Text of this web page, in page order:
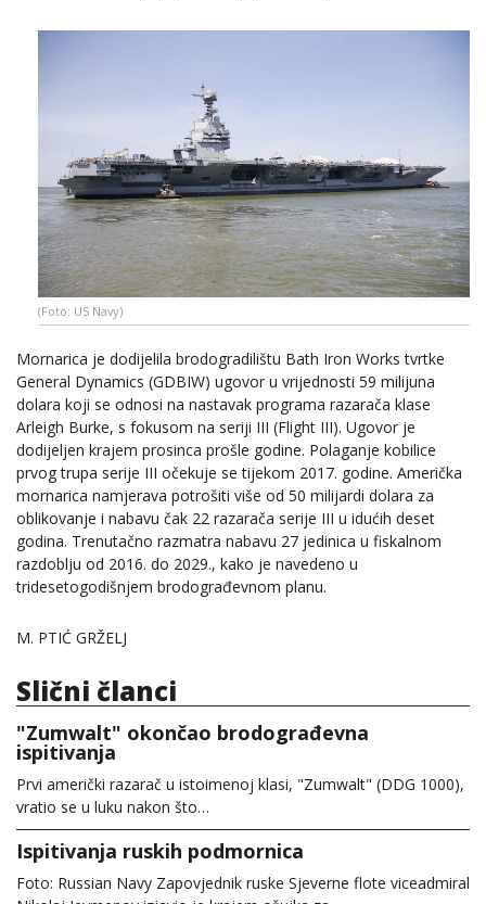
(Foto: US Navy)
Mornarica je dodijelila brodogradilištu Bath Iron Works tvrtke
General Dynamics (GDBIW) ugovor u vrijednosti 59 milijuna
dolara koji se odnosi na nastavak programa razarača klase
Arleigh Burke, s fokusom na seriji III (Flight III). Ugovor je
dodijeljen krajem prosinca prošle godine. Polaganje kobilice
prvog trupa serije III očekuje se tijekom 2017. godine. Američka
mornarica namjerava potrošiti više od 50 milijardi dolara za
oblikovanje i nabavu čak 22 razarača serije III u idućih deset
godina. Trenutačno razmatra nabavu 27 jedinica u fiskalnom
razdoblju od 2016. do 2029., kako je navedeno u
tridesetogodišnjem brodograđevnom planu.
M. PTIĆ GRŽELJ
Slični članci
"Zumwalt" okončao brodograđevna
ispitivanja
Prvi američki razarač u istoimenoj klasi, "Zumwalt" (DDG 1000),
vratio se u luku nakon što…
Ispitivanja ruskih podmornica
Foto: Russian Navy Zapovjednik ruske Sjeverne flote viceadmiral